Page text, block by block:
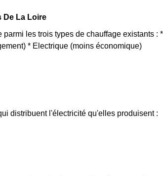
De La Loire
les trois types de chauffage existants : *
* Electrique (moins économique)
distribuent l'électricité qu'elles produisent :